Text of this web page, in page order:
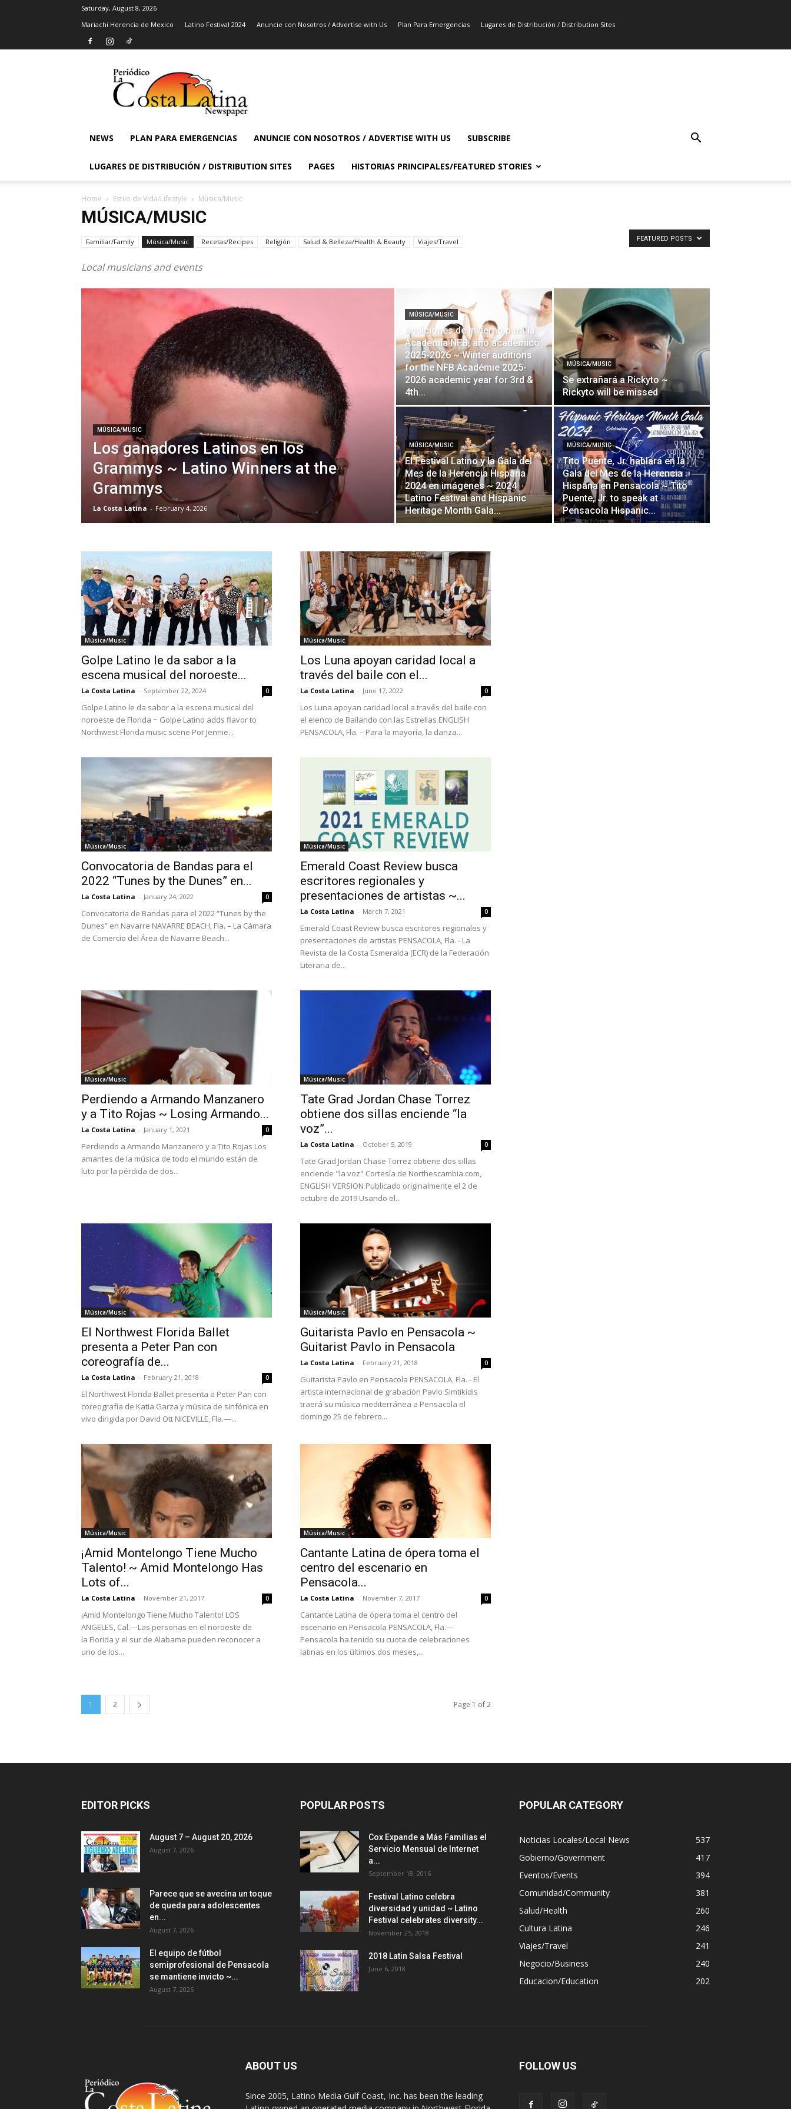
Saturday, August 8, 2026
Mariachi Herencia de Mexico
Latino Festival 2024 Anuncie con Nosotros / Advertise with Us Plan Para Emergencias Lugares de Distribución / Distribution Sites
La
Costa
Latina
Newspaper
NEWS PLAN PARA EMERGENCIAS ANUNCIE CON NOSOTROS / ADVERTISE WITH US SUBSCRIBE
LUGARES DE DISTRIBUCIÓN / DISTRIBUTION SITES PAGES HISTORIAS PRINCIPALES/FEATURED STORIES
Home Estilo de Vida/Lifestyle Música/Music
MÚSICA/MUSIC
Familiar/Family Música/Music Recetas/Recipes Religión Salud & Belleza/Health & Beauty Viajes/Travel
Local musicians and events
FEATURED POSTS
MÚSICA/MUSIC
Los ganadores Latinos en los
Grammys ~ Latino Winners at the
Grammys
La Costa Latina - February 4, 2026
MÚSICA/MUSIC
Audiciones de invierno para la
Academia NFB, año académico
2025-2026 ~ Winter auditions
for the NFB Académie 2025-
2026 academic year for 3rd &
4th...
MÚSICA/MUSIC
Se extrañará a Rickyto ~
Rickyto will be missed
MÚSICA/MUSIC
El Festival Latino y la Gala del
Mes de la Herencia Hispana
2024 en imágenes ~ 2024
Latino Festival and Hispanic
Heritage Month Gala...
MÚSICA/MUSIC
Tito Puente, Jr. hablará en la
Gala del Mes de la Herencia
Hispana en Pensacola ~ Tito
Puente, Jr. to speak at
Pensacola Hispanic...
Música/Music
Golpe Latino le da sabor a la
escena musical del noroeste...
La Costa Latina - September 22, 2024 0
Golpe Latino le da sabor a la escena musical del
noroeste de Florida ~ Golpe Latino adds flavor to
Northwest Florida music scene Por Jennie...
Música/Music
Los Luna apoyan caridad local a
través del baile con el...
La Costa Latina - June 17, 2022 0
Los Luna apoyan caridad local a través del baile con
el elenco de Bailando con las Estrellas ENGLISH
PENSACOLA, Fla. – Para la mayoría, la danza...
Música/Music
Convocatoria de Bandas para el
2022 “Tunes by the Dunes” en...
La Costa Latina - January 24, 2022 0
Convocatoria de Bandas para el 2022 “Tunes by the
Dunes” en Navarre NAVARRE BEACH, Fla. – La Cámara
de Comercio del Área de Navarre Beach...
Música/Music
Emerald Coast Review busca
escritores regionales y
presentaciones de artistas ~...
La Costa Latina - March 7, 2021 0
Emerald Coast Review busca escritores regionales y
presentaciones de artistas PENSACOLA, Fla. - La
Revista de la Costa Esmeralda (ECR) de la Federación
Literaria de...
Música/Music
Perdiendo a Armando Manzanero
y a Tito Rojas ~ Losing Armando...
La Costa Latina - January 1, 2021 0
Perdiendo a Armando Manzanero y a Tito Rojas Los
amantes de la música de todo el mundo están de
luto por la pérdida de dos...
Música/Music
Tate Grad Jordan Chase Torrez
obtiene dos sillas enciende “la
voz”...
La Costa Latina - October 5, 2019 0
Tate Grad Jordan Chase Torrez obtiene dos sillas
enciende "la voz" Cortesía de Northescambia.com,
ENGLISH VERSION Publicado originalmente el 2 de
octubre de 2019 Usando el...
Música/Music
El Northwest Florida Ballet
presenta a Peter Pan con
coreografía de...
La Costa Latina - February 21, 2018 0
El Northwest Florida Ballet presenta a Peter Pan con
coreografía de Katia Garza y música de sinfónica en
vivo dirigida por David Ott NICEVILLE, Fla.—...
Música/Music
Guitarista Pavlo en Pensacola ~
Guitarist Pavlo in Pensacola
La Costa Latina - February 21, 2018 0
Guitarista Pavlo en Pensacola PENSACOLA, Fla. - El
artista internacional de grabación Pavlo Simtikidis
traerá su música mediterránea a Pensacola el
domingo 25 de febrero...
Música/Music
¡Amid Montelongo Tiene Mucho
Talento! ~ Amid Montelongo Has
Lots of...
La Costa Latina - November 21, 2017 0
¡Amid Montelongo Tiene Mucho Talento! LOS
ANGELES, Cal.—Las personas en el noroeste de
la Florida y el sur de Alabama pueden reconocer a
uno de los...
Música/Music
Cantante Latina de ópera toma el
centro del escenario en
Pensacola...
La Costa Latina - November 7, 2017 0
Cantante Latina de ópera toma el centro del
escenario en Pensacola PENSACOLA, Fla.—
Pensacola ha tenido su cuota de celebraciones
latinas en los últimos dos meses,...
1 2 Page 1 of 2
EDITOR PICKS
August 7 – August 20, 2026
August 7, 2026
Parece que se avecina un toque
de queda para adolescentes
en...
August 7, 2026
El equipo de fútbol
semiprofesional de Pensacola
se mantiene invicto ~...
August 7, 2026
POPULAR POSTS
Cox Expande a Más Familias el
Servicio Mensual de Internet
a...
September 18, 2016
Festival Latino celebra
diversidad y unidad ~ Latino
Festival celebrates diversity...
November 25, 2018
2018 Latin Salsa Festival
June 6, 2018
POPULAR CATEGORY
Noticias Locales/Local News
537
Gobierno/Government
417
Eventos/Events
394
Comunidad/Community
381
Salud/Health
260
Cultura Latina
246
Viajes/Travel
241
Negocio/Business
240
Educacion/Education
202
ABOUT US
Since 2005, Latino Media Gulf Coast, Inc. has been the leading
FOLLOW US